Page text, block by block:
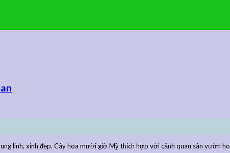
linh, xinh đẹp. Cây hoa mười giờ Mỹ thích hợp với cảnh quan sân vườn